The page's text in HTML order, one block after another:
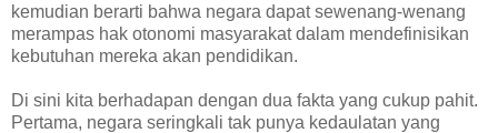
kemudian berarti bahwa negara dapat sewenang-wenang
merampas hak otonomi masyarakat dalam mendefinisikan
kebutuhan mereka akan pendidikan.
Di sini kita berhadapan dengan dua fakta yang cukup pahit.
Pertama, negara seringkali tak punya kedaulatan yang